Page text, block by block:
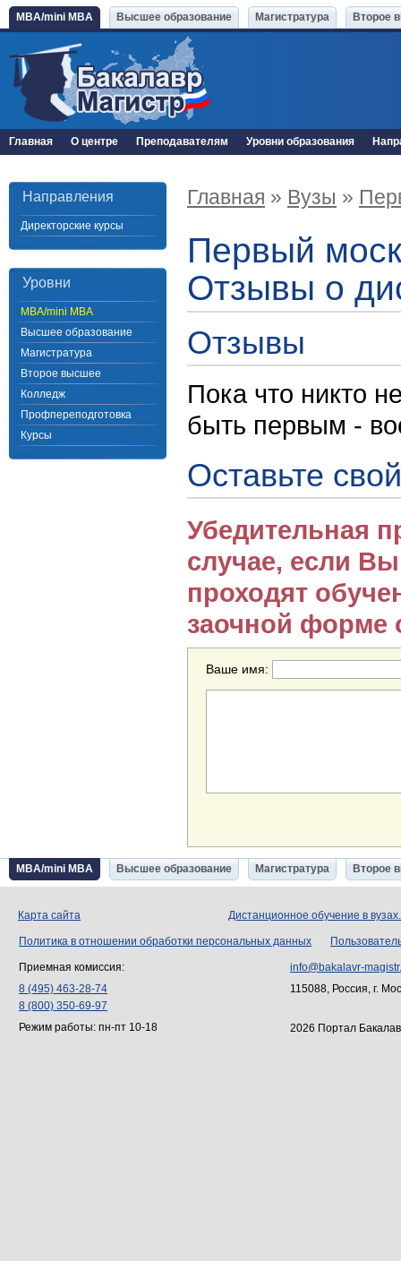
MBA/mini MBA Высшее образование Магистратура Второе
Главная О центре Преподавателям Уровни образования
Направления
Директорские курсы
Уровни
MBA/mini MBA
Высшее образование
Магистратура
Второе высшее
Колледж
Профпереподготовка
Курсы
Главная » Вузы »
Первый
Отзывы о
Отзывы
Пока что никто
быть первым -
Оставьте
Убедительная
случае, если
проходят
заочной форме
Ваше имя:
MBA/mini MBA Высшее образование Магистратура Второе
Карта сайта Дистанционное обучение в
Политика в отношении обработки персональных данных
Приемная комиссия:
8 (495) 463-28-74
8 (800) 350-69-97
Режим работы: пн-пт 10-18
info@bakalavr-
115088, Россия, г.
2026 Портал